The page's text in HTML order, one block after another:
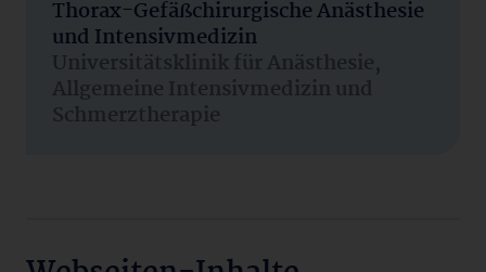
Thorax-Gefäßchirurgische Anästhesie
und Intensivmedizin
Universitätsklinik für Anästhesie,
Allgemeine Intensivmedizin und
Schmerztherapie